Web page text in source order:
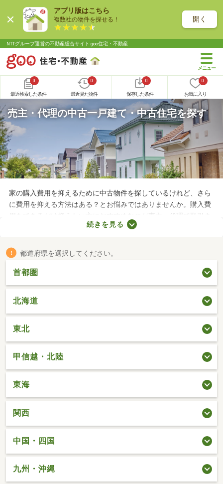
アプリ版はこちら
複数社の物件を探せる！ 開く
NTTグループ運営の不動産総合サイト goo住宅・不動産
0
最近検索した条件
0
最近見た物件
0
保存した条件
0
お気に入り
売主・代理の中古一戸建て・中古住宅を探す
家の購入費用を抑えるために中古物件を探しているけれど、さら
に費用を抑える方法はある？とお悩みではありませんか。購入費
用をできるだけ抑えたい方におすすめなのが売主・代理で取引さ
れる物件です。不動産会社への仲介手数料が発生しないので、購
古の一戸建て物件を紹介します。
続きを見る
都道府県を選択してください。
首都圏
北海道
東北
甲信越・北陸
東海
関西
中国・四国
九州・沖縄